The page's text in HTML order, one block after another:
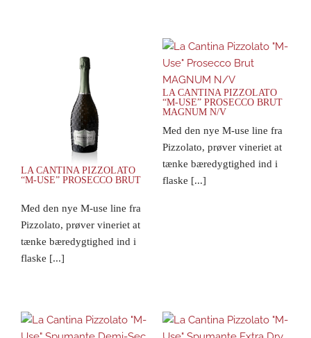
LA CANTINA PIZZOLATO
“M-USE” PROSECCO BRUT
Med den nye M-use line fra
Pizzolato, prøver vineriet at
tænke bæredygtighed ind i
flaske [...]
LA CANTINA PIZZOLATO
“M-USE” PROSECCO BRUT
MAGNUM N/V
Med den nye M-use line fra
Pizzolato, prøver vineriet at
tænke bæredygtighed ind i
flaske [...]